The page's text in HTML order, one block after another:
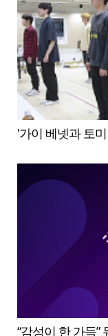
“감성이 한 가득”